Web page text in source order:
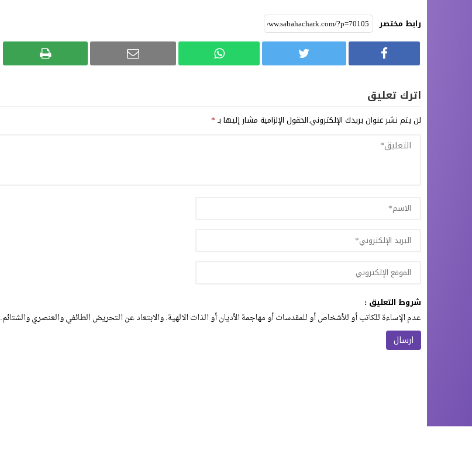
رابط مختصر
اترك تعليق
لن يتم نشر عنوان بريدك الإلكتروني.الحقول الإلزامية مشار إليها بـ*
شروط التعليق :
عدم الإساءة للكاتب أو للأشخاص أو للمقدسات أو مهاجمة الأديان أو الذات الالهية. والابتعاد عن التحريض الطائفي والعنصري والشتائم.